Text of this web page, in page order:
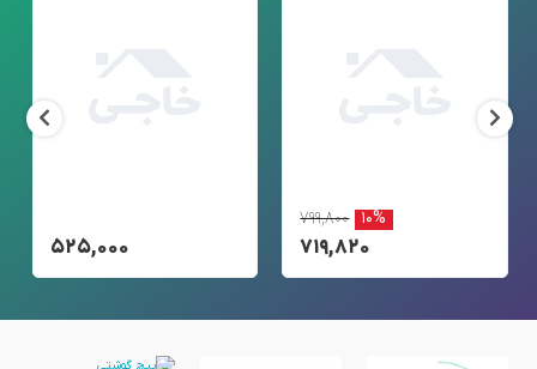
۷۹۹,۸۰۰ ۱۰%
۷۱۹,۸۲۰ ۵۲۵,۰۰۰